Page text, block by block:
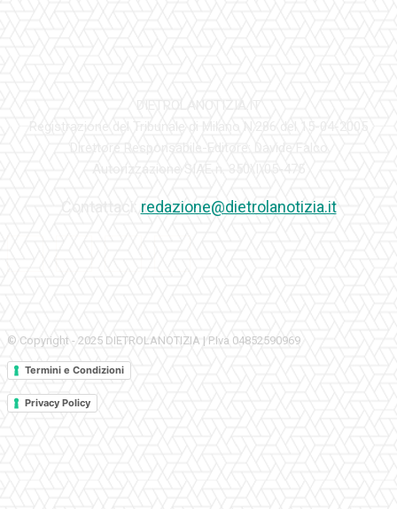
redazione@dietrolanotizia.it
© Copyright - 2025 DIETROLANOTIZIA | P.Iva 04852590969
Termini e Condizioni
Privacy Policy